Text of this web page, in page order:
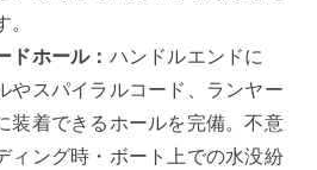
ドホール： ハンドルエンドに
やスパイラルコード、ランヤー
装着できるホールを完備。不意
ィング時・ボート上での水没紛